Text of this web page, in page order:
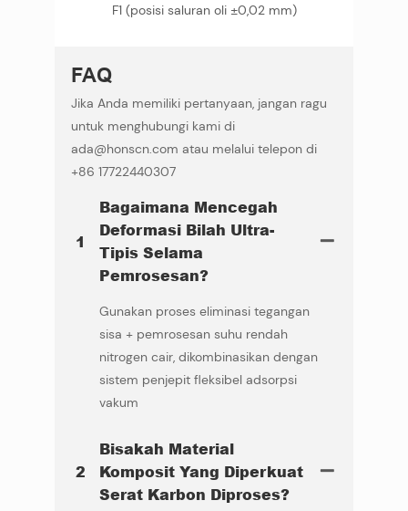
F1 (posisi saluran oli ±0,02 mm)
FAQ
Jika Anda memiliki pertanyaan, jangan ragu
untuk menghubungi kami di
ada@honscn.com atau melalui telepon di
+86 17722440307
1
Bagaimana Mencegah
Deformasi Bilah Ultra-
Tipis Selama
Pemrosesan?
Gunakan proses eliminasi tegangan
sisa + pemrosesan suhu rendah
nitrogen cair, dikombinasikan dengan
sistem penjepit fleksibel adsorpsi
vakum
2
Bisakah Material
Komposit Yang Diperkuat
Serat Karbon Diproses?